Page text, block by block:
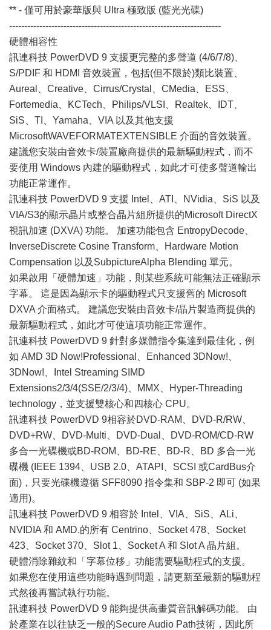
** - 僅可用於豪華版與 Ultra 極致版 (藍光光碟)
----------------------------------------------------------------------
硬體相容性
訊連科技 PowerDVD 9 支援更完整的多聲道 (4/6/7/8)、
S/PDIF 和 HDMI 音效裝置，包括(但不限於)類比裝置、
Aureal、Creative、Cirrus/Crystal、CMedia、ESS、
Fortemedia、KCTech、Philips/VLSI、Realtek、IDT、
SiS、TI、Yamaha、VIA 以及其他支援
MicrosoftWAVEFORMATEXTENSIBLE 介面的音效裝置。
建議您安裝由音效卡/裝置廠商提供的最新驅動程式，而不
要使用 Windows 內建的驅動程式，如此才可使多聲道輸出
功能正常運作。
訊連科技 PowerDVD 9 支援 Intel、ATI、NVidia、SiS 以及
VIA/S3的顯示晶片或整合晶片組所提供的Microsoft DirectX
視訊加速 (DXVA) 功能。 加速功能包含 EntropyDecode、
InverseDiscrete Cosine Transform、Hardware Motion
Compensation 以及SubpictureAlpha Blending 單元。
如果啟用「硬體加速」功能，則某些系統可能無法正確顯示
字幕。 這是因為顯示卡的驅動程式只支援舊的 Microsoft
DXVA 介面格式。 建議您安裝由音效卡/晶片製造商提供的
最新驅動程式，如此才可使這項功能正常運作。
訊連科技 PowerDVD 9 針對多媒體指令集達到最佳化，例
如 AMD 3D Now!Professional、Enhanced 3DNow!、
3DNow!、Intel Streaming SIMD
Extensions2/3/4(SSE/2/3/4)、MMX、Hyper-Threading
technology，並支援雙核心和四核心 CPU。
訊連科技 PowerDVD 9相容於DVD-RAM、DVD-R/RW、
DVD+RW、DVD-Multi、DVD-Dual、DVD-ROM/CD-RW
多合一光碟機或BD-ROM、BD-RE、BD-R、BD 多合一光
碟機 (IEEE 1394、USB 2.0、ATAPI、SCSI 或CardBus介
面)，只要光碟機遵循 SFF8090 指令集和 SBP-2 即可 (如果
適用)。
訊連科技 PowerDVD 9 相容於 Intel、VIA、SiS、ALi、
NVIDIA 和 AMD.的所有 Centrino、Socket 478、Socket
423、Socket 370、Slot 1、Socket A 和 Slot A 晶片組。
硬體消除雜紋和「字幕位移」功能需要驅動程式的支援。
如果您在使用這些功能時遇到問題，請更新至最新的驅動程
式然後再嘗試執行功能。
訊連科技 PowerDVD 9 能夠提供高畫質音訊解碼功能。 由
於產業在以往缺乏一般的Secure Audio Path技術，因此所